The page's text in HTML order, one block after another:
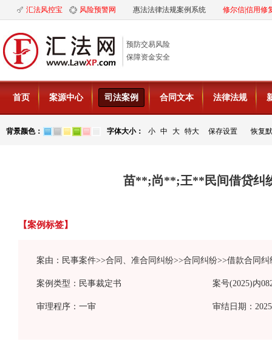
汇法风控宝 风险预警网 惠法法律法规案例系统 修尔信|信用修
预防交易风险
保障资金安全
首页 案源中心 司法案例 合同文本 法律法规
背景颜色： 字体大小： 小 中 大 特大 保存设置 恢复
苗**;尚**;王**民间借贷纠
【案例标签】
案由：民事案件>>合同、准合同纠纷>>合同纠纷>>借款合同
案例类型：民事裁定书 案号(2025)内
审理程序：一审 审结日期：